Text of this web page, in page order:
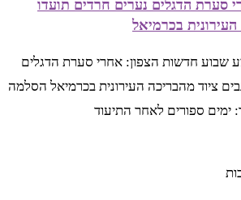
סערת הדגלים נערים חרדים תועדו
העירונית בכרמיאל
שבוע חדשות הצפון: אחרי סערת הדגלים
ציוד מהבריכה העירונית בכרמיאל הסלמה
ימים ספורים לאחר התיעוד